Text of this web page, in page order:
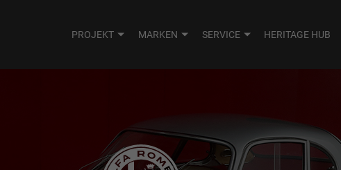
PROJEKT MARKEN SERVICE HERITAGE HUB